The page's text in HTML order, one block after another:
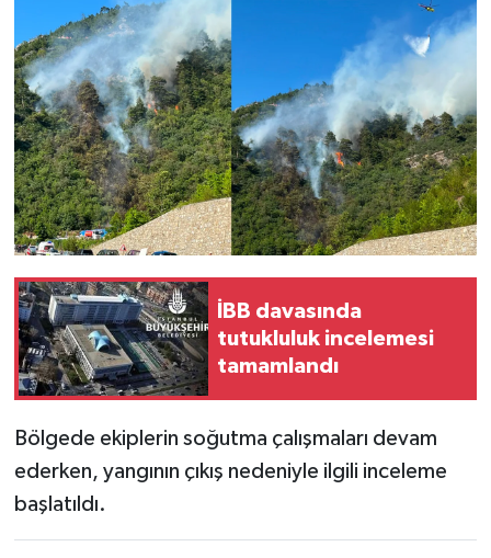
İBB davasında
tutukluluk incelemesi
tamamlandı
Bölgede ekiplerin soğutma çalışmaları devam
ederken, yangının çıkış nedeniyle ilgili inceleme
başlatıldı.